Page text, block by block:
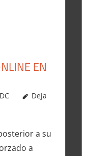
EN
DC
Deja
a su
a